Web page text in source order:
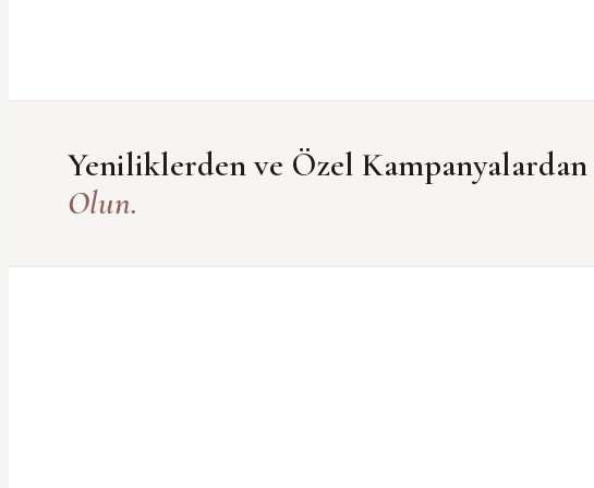
Yeniliklerden ve Özel Kampanyalardan
Olun.